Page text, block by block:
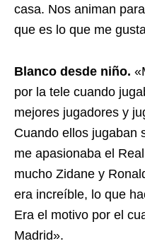
casa. Nos animan
que es lo que me
Blanco desde niño.
por la tele cuando
mejores jugadores y
Cuando ellos jugaban
me apasionaba el
mucho Zidane y
era increíble, lo que
Era el motivo por el
Madrid».